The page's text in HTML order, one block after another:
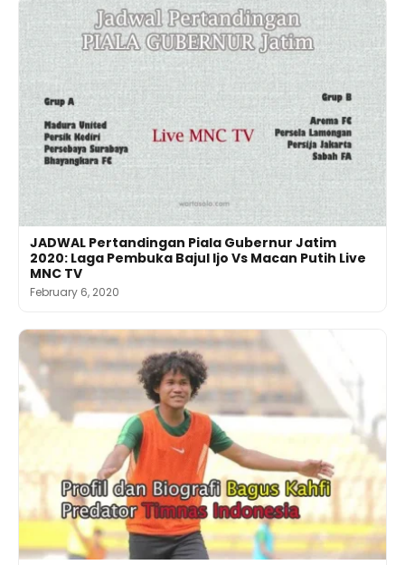
JADWAL Pertandingan Piala Gubernur Jatim
2020: Laga Pembuka Bajul Ijo Vs Macan Putih Live
MNC TV
February 6, 2020